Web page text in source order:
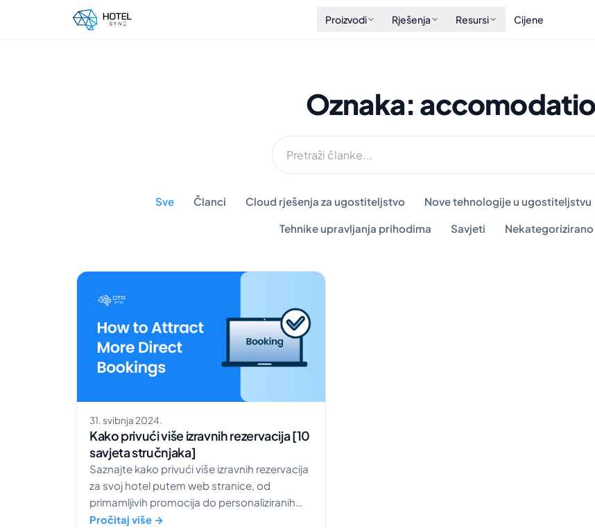
Proizvodi Rješenja Resursi Cijene
Oznaka:
Sve Članci Cloud rješenja za ugostiteljstvo Nove tehnologije u ugostiteljstvu
Tehnike upravljanja prihodima Savjeti Nekategorizirano
31. svibnja 2024.
Kako privući više izravnih rezervacija [10
savjeta stručnjaka]
Saznajte kako privući više izravnih rezervacija
za svoj hotel putem web stranice, od
primamljivih promocija do personaliziranih
iskustava.
Pročitaj više →